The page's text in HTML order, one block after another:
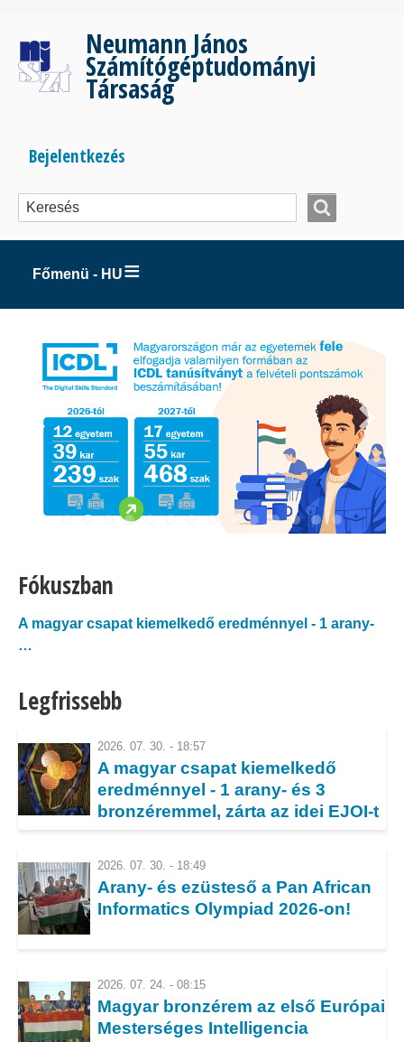
tartalomra
Neumann János
Számítógéptudományi
Társaság
Bejelentkezés
menüje
Bejelentkezés
Főmenü - HU
Fókuszban
A magyar csapat kiemelkedő eredménnyel - 1 arany-
…
Olympiad 2026-on!
Magyar bronzérem az első Európai Mesterséges
Intelligencia…
Éremeső a 2026-os Közép-Európai Informatikai
Legfrissebb
2026. 07. 30. - 18:57
A magyar csapat kiemelkedő
eredménnyel - 1 arany- és 3
bronzéremmel, zárta az idei EJOI-t
2026. 07. 30. - 18:49
Arany- és ezüsteső a Pan African
Informatics Olympiad 2026-on!
2026. 07. 24. - 08:15
Magyar bronzérem az első Európai
Mesterséges Intelligencia